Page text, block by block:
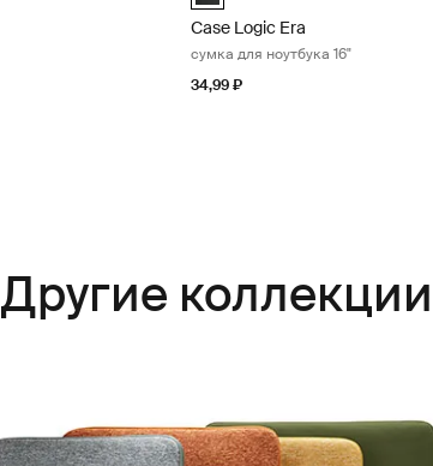
Case Logic Era
сумка для ноутбука 16"
34,99 ₽
Другие коллекции